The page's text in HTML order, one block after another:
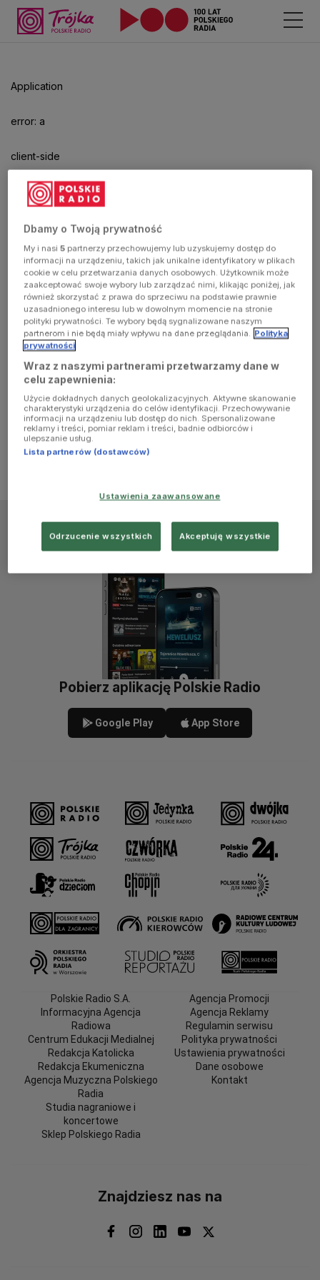
Application
error: a
client-side
exception
has
occurred
(see the
browser
console for
more
information)
aby
odtwarzać.
Pobierz aplikację Polskie Radio
Google Play App Store
Polskie Radio S.A.
Informacyjna Agencja
Radiowa
Centrum Edukacji Medialnej
Redakcja Katolicka
Redakcja Ekumeniczna
Agencja Muzyczna Polskiego
Radia
Studia nagraniowe i
koncertowe
Sklep Polskiego Radia
Agencja Promocji
Agencja Reklamy
Regulamin serwisu
Polityka prywatności
Ustawienia prywatności
Dane osobowe
Kontakt
Znajdziesz nas na
Dbamy o Twoją prywatność
My i nasi5 partnerzy przechowujemy lub uzyskujemy dostęp do
informacji na urządzeniu, takich jak unikalne identyfikatory w plikach
cookie w celu przetwarzania danych osobowych. Użytkownik może
zaakceptować swoje wybory lub zarządzać nimi, klikając poniżej, jak
również skorzystać z prawa do sprzeciwu na podstawie prawnie
uzasadnionego interesu lub w dowolnym momencie na stronie
polityki prywatności. Te wybory będą sygnalizowane naszym
partnerom i nie będą miały wpływu na dane przeglądania. Polityka
prywatności
Wraz z naszymi partnerami przetwarzamy dane w
celu zapewnienia:
Użycie dokładnych danych geolokalizacyjnych. Aktywne skanowanie
charakterystyki urządzenia do celów identyfikacji. Przechowywanie
informacji na urządzeniu lub dostęp do nich. Spersonalizowane
reklamy i treści, pomiar reklam i treści, badnie odbiorców i
ulepszanie usług.
Lista partnerów (dostawców)
Ustawienia zaawansowane
Odrzucenie wszystkich Akceptuję wszystkie